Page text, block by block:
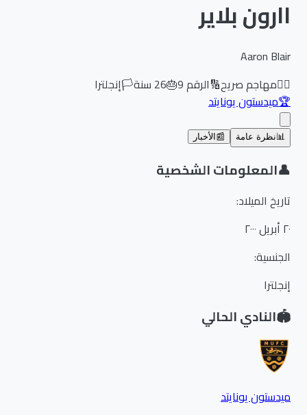
اارون بلاير
Aaron Blair
مهاجم صريح🔢الرقم9
🎂
26سنة🏳️إنجلترا
ميدستون يونايتد
نظرة عامة 📰 الأخبار
المعلومات الشخصية
تاريخ الميلاد:
الجنسية:
إنجلترا
النادي الحالي
ميدستون يونايتد